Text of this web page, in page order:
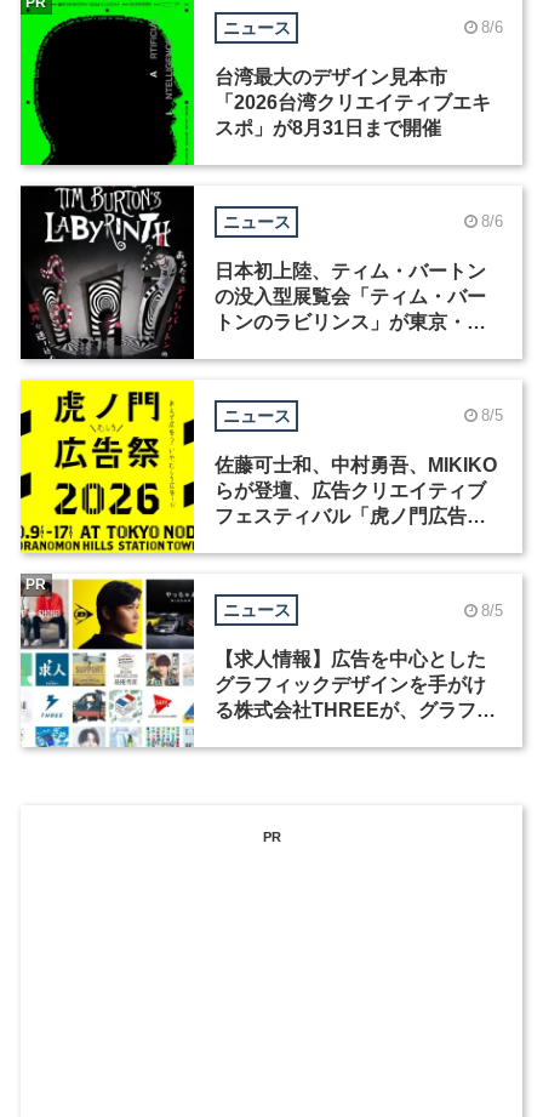
ニュース 8/6
台湾最大のデザイン見本市
「2026台湾クリエイティブエキ
スポ」が8月31日まで開催
ニュース 8/6
日本初上陸、ティム・バートン
の没入型展覧会「ティム・バー
トンのラビリンス」が東京・豊
ニュース 8/5
佐藤可士和、中村勇吾、MIKIKO
らが登壇、広告クリエイティブ
フェスティバル「虎ノ門広告
ニュース 8/5
【求人情報】広告を中心とした
グラフィックデザインを手がけ
る株式会社THREEが、グラフィ
PR
PR